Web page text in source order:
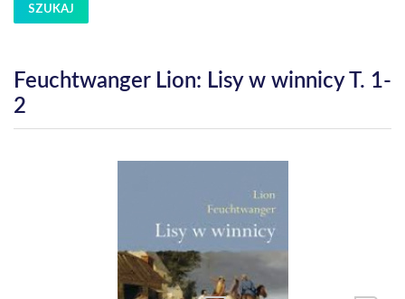
SZUKAJ
Feuchtwanger Lion: Lisy w winnicy T. 1-
2